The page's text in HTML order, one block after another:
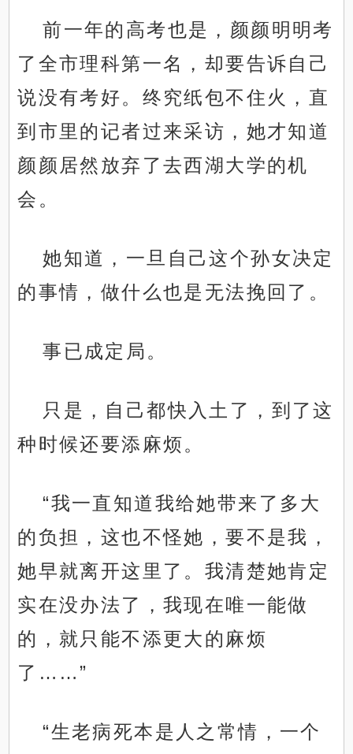
前一年的高考也是，颜颜明明考
了全市理科第一名，却要告诉自己
说没有考好。终究纸包不住火，直
到市里的记者过来采访，她才知道
颜颜居然放弃了去西湖大学的机
会。
她知道，一旦自己这个孙女决定
的事情，做什么也是无法挽回了。
事已成定局。
只是，自己都快入土了，到了这
种时候还要添麻烦。
“我一直知道我给她带来了多大
的负担，这也不怪她，要不是我，
她早就离开这里了。我清楚她肯定
实在没办法了，我现在唯一能做
的，就只能不添更大的麻烦
了……”
“生老病死本是人之常情，一个